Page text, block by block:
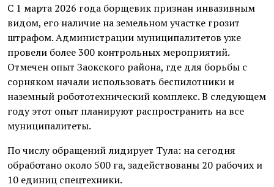
С 1 марта 2026 года борщевик признан инвазивным
видом, его наличие на земельном участке грозит
штрафом. Администрации муниципалитетов уже
провели более 300 контрольных мероприятий.
Отмечен опыт Заокского района, где для борьбы с
сорняком начали использовать беспилотники и
наземный робототехнический комплекс. В следующем
году этот опыт планируют распространить на все
муниципалитеты.
По числу обращений лидирует Тула: на сегодня
обработано около 500 га, задействованы 20 рабочих и
10 единиц спецтехники.